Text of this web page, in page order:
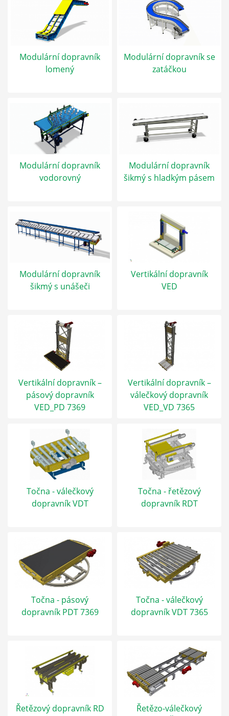
Modulární dopravník
lomený
Modulární dopravník se
zatáčkou
Modulární dopravník
vodorovný
Modulární dopravník
šikmý s hladkým pásem
Modulární dopravník
šikmý s unášeči
Vertikální dopravník
VED
Vertikální dopravník –
pásový dopravník
VED_PD 7369
Vertikální dopravník –
válečkový dopravník
VED_VD 7365
Točna - válečkový
dopravník VDT
Točna - řetězový
dopravník RDT
Točna - pásový
dopravník PDT 7369
Točna - válečkový
dopravník VDT 7365
Řetězový dopravník RD
Řetězo-válečkový